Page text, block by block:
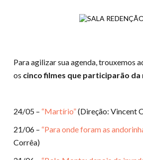
Para agilizar sua agenda, trouxemos
os cinco filmes que participarão
24/05 – “Martírio”(Direção: Vincent
21/06 – “Para onde foram as
Corrêa)